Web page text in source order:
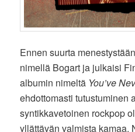
Ennen suurta
nimellä Bogart ja julkaisi
albumin nimeltä You’ve
ehdottomasti tutustuminen
syntikkavetoinen rockpop
yllättävän valmista kamaa.